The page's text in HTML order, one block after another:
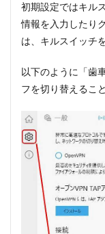
初期設定ではキル
情報を入力したり
は、キルスイッチ
以下のように「歯
フを切り替えるこ